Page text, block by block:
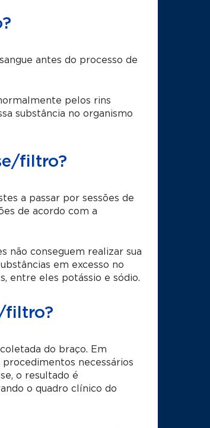
antes do processo de
pelos rins
substância no organismo
filtro?
a passar por sessões de
de acordo com a
não conseguem realizar sua
em excesso no
entre eles potássio e sódio.
filtro?
do braço. Em
necessários
o resultado é
o quadro clínico do